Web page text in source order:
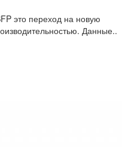
это переход на новую
Данные..